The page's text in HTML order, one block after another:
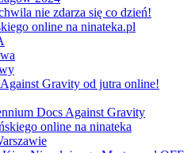
nie zdarza się co dzień!
online na ninateka.pl
Gravity od jutra online!
Docs Against Gravity
online na ninateka